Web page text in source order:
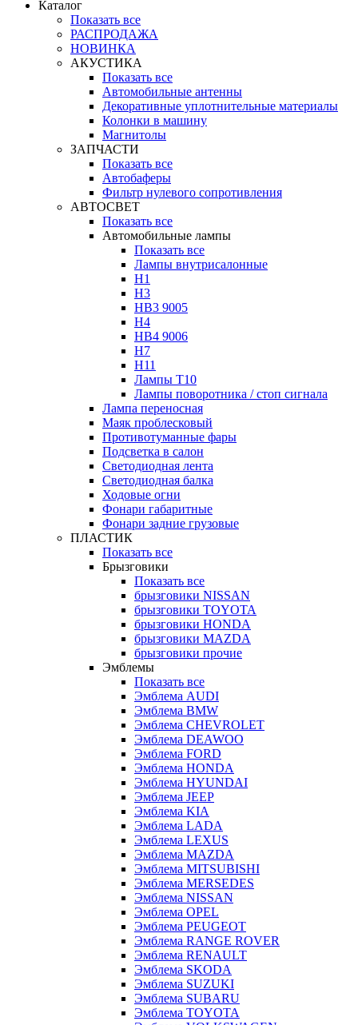
Каталог
Показать все
РАСПРОДАЖА
НОВИНКА
АКУСТИКА
Показать все
Автомобильные антенны
Декоративные уплотнительные материалы
Колонки в машину
Магнитолы
ЗАПЧАСТИ
Показать все
Автобаферы
Фильтр нулевого сопротивления
АВТОСВЕТ
Показать все
Автомобильные лампы
Показать все
Лампы внутрисалонные
H1
H3
HB3 9005
H4
HB4 9006
H7
H11
Лампы Т10
Лампы поворотника / стоп сигнала
Лампа переносная
Маяк проблесковый
Противотуманные фары
Подсветка в салон
Светодиодная лента
Светодиодная балка
Ходовые огни
Фонари габаритные
Фонари задние грузовые
ПЛАСТИК
Показать все
Брызговики
Показать все
брызговики NISSAN
брызговики TOYOTA
брызговики HONDA
брызговики MAZDA
брызговики прочие
Эмблемы
Показать все
Эмблема AUDI
Эмблема BMW
Эмблема CHEVROLET
Эмблема DEAWOO
Эмблема FORD
Эмблема HONDA
Эмблема HYUNDAI
Эмблема JEEP
Эмблема KIA
Эмблема LADA
Эмблема LEXUS
Эмблема MAZDA
Эмблема MITSUBISHI
Эмблема MERSEDES
Эмблема NISSAN
Эмблема OPEL
Эмблема PEUGEOT
Эмблема RANGE ROVER
Эмблема RENAULT
Эмблема SKODA
Эмблема SUZUKI
Эмблема SUBARU
Эмблема TOYOTA